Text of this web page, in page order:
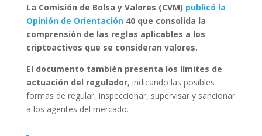
La Comisión de Bolsa y Valores (CVM) publicó la
Opinión de Orientación 40 que consolida la
comprensión de las reglas aplicables a los
criptoactivos que se consideran valores.
El documento también presenta los límites de
actuación del regulador, indicando las posibles
formas de regular, inspeccionar, supervisar y sancionar
a los agentes del mercado.